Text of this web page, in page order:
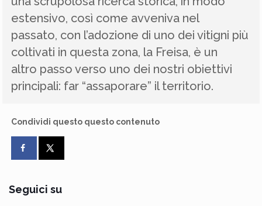
estensivo, così come avveniva nel
passato, con l’adozione di uno dei vitigni più
coltivati in questa zona, la Freisa, è un
altro passo verso uno dei nostri obiettivi
principali: far “assaporare” il territorio.
Condividi questo questo contenuto
Seguici su